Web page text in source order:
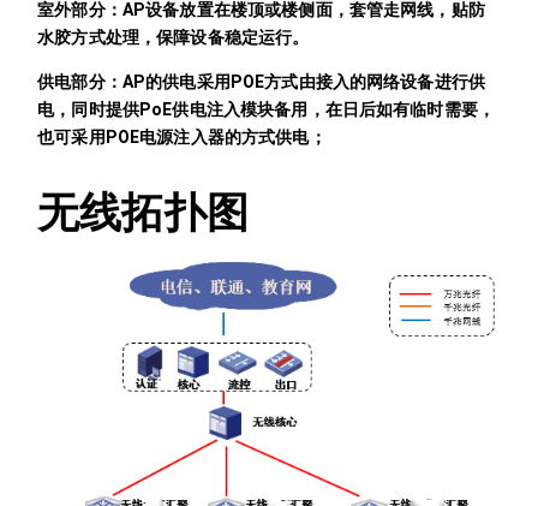
室外部分：AP设备放置在楼顶或楼侧面，套管走网线，贴防
水胶方式处理，保障设备稳定运行。
供电部分：AP的供电采用POE方式由接入的网络设备进行供
电，同时提供PoE供电注入模块备用，在日后如有临时需要，
也可采用POE电源注入器的方式供电；
无线拓扑图